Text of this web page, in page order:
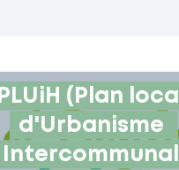
PLUiH (Plan local
d'Urbanisme
Intercommunal